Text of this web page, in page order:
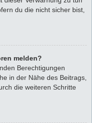
du die nicht sicher bist,
melden?
Berechtigungen
in der Nähe des Beitrags,
die weiteren Schritte